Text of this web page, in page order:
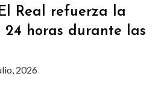
Real refuerza la
24 horas durante las
2026